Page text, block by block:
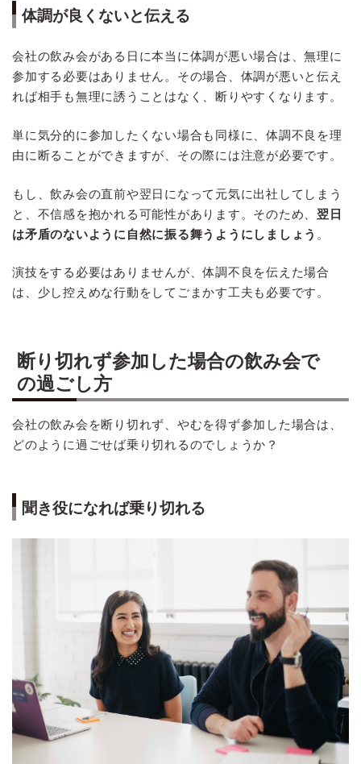
体調が良くないと伝える
会社の飲み会がある日に本当に体調が悪い場合は、無理に
参加する必要はありません。その場合、体調が悪いと伝え
れば相手も無理に誘うことはなく、断りやすくなります。
単に気分的に参加したくない場合も同様に、体調不良を理
由に断ることができますが、その際には注意が必要です。
もし、飲み会の直前や翌日になって元気に出社してしまう
と、不信感を抱かれる可能性があります。そのため、翌日
は矛盾のないように自然に振る舞うようにしましょう 。
演技をする必要はありませんが、体調不良を伝えた場合
は、少し控えめな行動をしてごまかす工夫も必要です。
断り切れず参加した場合の飲み会で
の過ごし方
会社の飲み会を断り切れず、やむを得ず参加した場合は、
どのように過ごせば乗り切れるのでしょうか？
聞き役になれば乗り切れる